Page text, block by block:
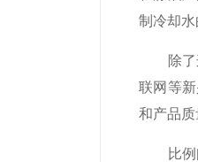
制冷却
除了这
联网等
和产品
比例阀